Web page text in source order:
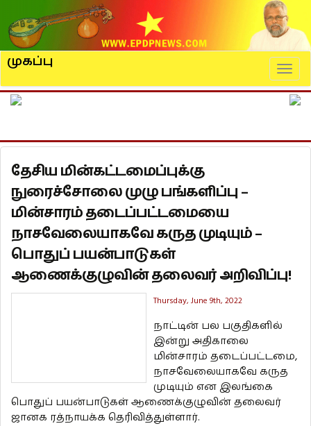
முகப்பு
தேசிய மின்கட்டமைப்புக்கு
நுரைச்சோலை முழு பங்களிப்பு –
மின்சாரம் தடைப்பட்டமையை
நாசவேலையாகவே கருத முடியும் –
பொதுப் பயன்பாடுகள்
ஆணைக்குழுவின் தலைவர் அறிவிப்பு!
Thursday, June 9th, 2022
நாட்டின் பல பகுதிகளில்
இன்று அதிகாலை
மின்சாரம் தடைப்பட்டமை,
நாசவேலையாகவே கருத
முடியும் என இலங்கை
பொதுப் பயன்பாடுகள் ஆணைக்குழுவின் தலைவர்
ஜானக ரத்நாயக்க தெரிவித்துள்ளார்.